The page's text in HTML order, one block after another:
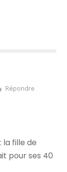
Répondre
la fille de
pour ses 40